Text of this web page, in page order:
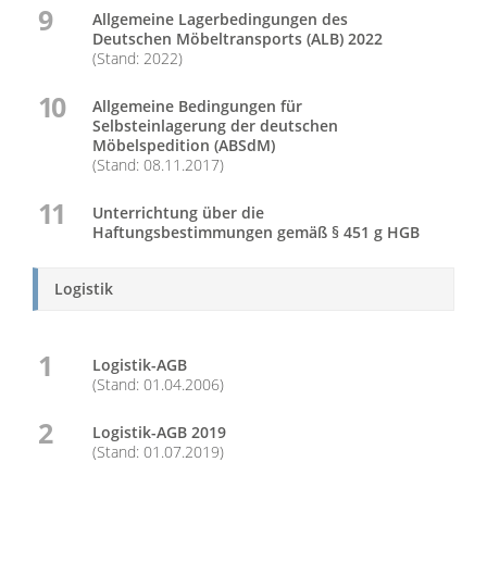
9
Allgemeine Lagerbedingungen des
Deutschen Möbeltransports (ALB) 2022
(Stand: 2022)
10
Allgemeine Bedingungen für
Selbsteinlagerung der deutschen
Möbelspedition (ABSdM)
(Stand: 08.11.2017)
11
Unterrichtung über die
Haftungsbestimmungen gemäß § 451 g HGB
Logistik
1
Logistik-AGB
(Stand: 01.04.2006)
2
Logistik-AGB 2019
(Stand: 01.07.2019)